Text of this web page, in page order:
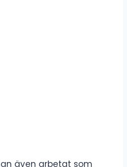
även arbetat som